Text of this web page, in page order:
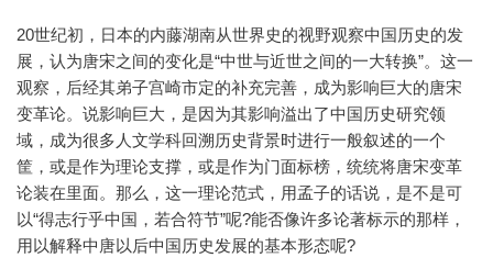
20世纪初，日本的内藤湖南从世界史的视野观察中国历史的发
展，认为唐宋之间的变化是“中世与近世之间的一大转换”。这一
观察，后经其弟子宫崎市定的补充完善，成为影响巨大的唐宋
变革论。说影响巨大，是因为其影响溢出了中国历史研究领
域，成为很多人文学科回溯历史背景时进行一般叙述的一个
筐，或是作为理论支撑，或是作为门面标榜，统统将唐宋变革
论装在里面。那么，这一理论范式，用孟子的话说，是不是可
以“得志行乎中国，若合符节”呢?能否像许多论著标示的那样，
用以解释中唐以后中国历史发展的基本形态呢?